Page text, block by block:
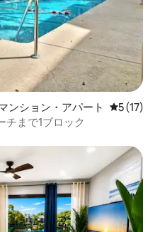
ンション・アパート レビュー
5 (17)
チまで1ブロック